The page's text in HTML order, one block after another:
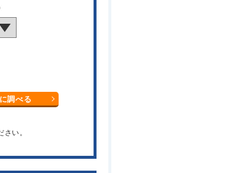
調べる
い。